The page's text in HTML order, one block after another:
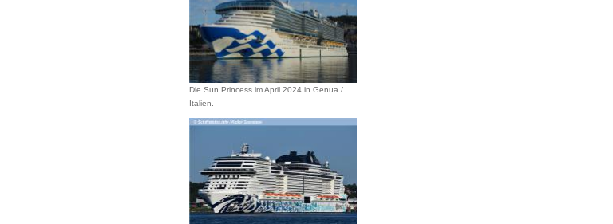
Die Sun Princess im April 2024 in Genua /
Italien.